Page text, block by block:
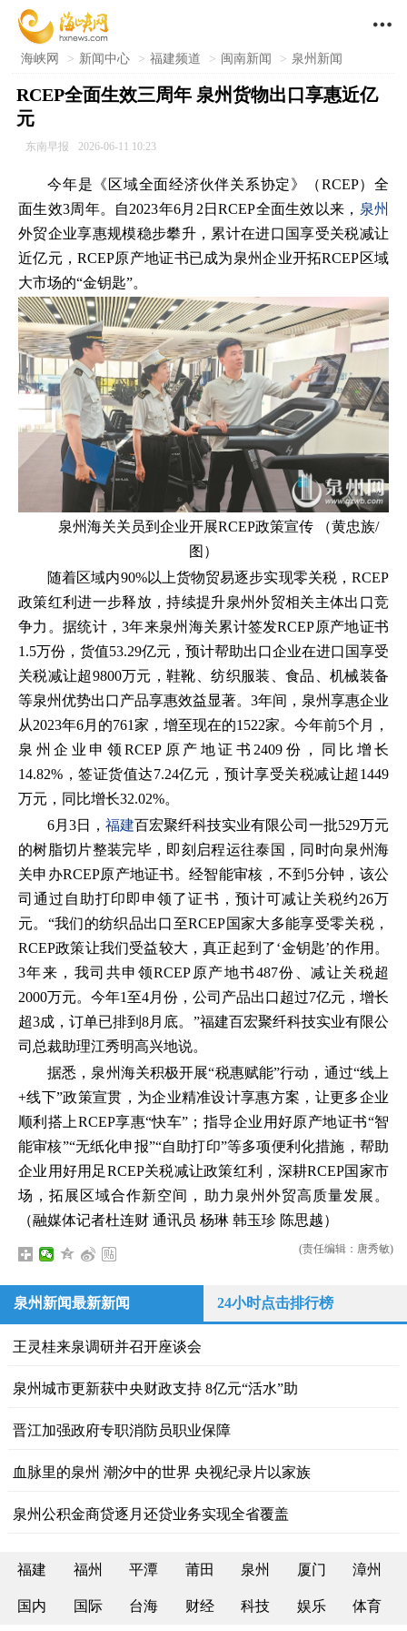

海峡网 > 新闻中心 > 福建频道 > 闽南新闻 > 泉州新闻
RCEP全面生效三周年 泉州货物出口享惠近亿
元
东南早报 2026-06-11 10:23
今年是《区域全面经济伙伴关系协定》（RCEP）全
面生效3周年。自2023年6月2日RCEP全面生效以来， 泉州
外贸企业享惠规模稳步攀升，累计在进口国享受关税减让
近亿元，RCEP原产地证书已成为泉州企业开拓RCEP区域
大市场的“金钥匙”。
泉州海关关员到企业开展RCEP政策宣传 （黄忠族/
图）
随着区域内90%以上货物贸易逐步实现零关税，RCEP
政策红利进一步释放，持续提升泉州外贸相关主体出口竞
争力。据统计，3年来泉州海关累计签发RCEP原产地证书
1.5万份，货值53.29亿元，预计帮助出口企业在进口国享受
关税减让超9800万元，鞋靴、纺织服装、食品、机械装备
等泉州优势出口产品享惠效益显著。3年间，泉州享惠企业
从2023年6月的761家，增至现在的1522家。今年前5个月，
泉州企业申领RCEP原产地证书2409份，同比增长
14.82%，签证货值达7.24亿元，预计享受关税减让超1449
万元，同比增长32.02%。
6月3日， 福建百宏聚纤科技实业有限公司一批529万元
的树脂切片整装完毕，即刻启程运往泰国，同时向泉州海
关申办RCEP原产地证书。经智能审核，不到5分钟，该公
司通过自助打印即申领了证书，预计可减让关税约26万
元。“我们的纺织品出口至RCEP国家大多能享受零关税，
RCEP政策让我们受益较大，真正起到了‘金钥匙’的作用。
3年来，我司共申领RCEP原产地书487份、减让关税超
2000万元。今年1至4月份，公司产品出口超过7亿元，增长
超3成，订单已排到8月底。”福建百宏聚纤科技实业有限公
司总裁助理江秀明高兴地说。
据悉，泉州海关积极开展“税惠赋能”行动，通过“线上
+线下”政策宣贯，为企业精准设计享惠方案，让更多企业
顺利搭上RCEP享惠“快车”；指导企业用好原产地证书“智
能审核”“无纸化申报”“自助打印”等多项便利化措施，帮助
企业用好用足RCEP关税减让政策红利，深耕RCEP国家市
场，拓展区域合作新空间，助力泉州外贸高质量发展。
（融媒体记者杜连财 通讯员 杨琳 韩玉珍 陈思越）
(责任编辑：唐秀敏)
泉州新闻最新新闻 24小时点击排行榜
王灵桂来泉调研并召开座谈会
泉州城市更新获中央财政支持 8亿元“活水”助
晋江加强政府专职消防员职业保障
血脉里的泉州 潮汐中的世界 央视纪录片以家族
泉州公积金商贷逐月还贷业务实现全省覆盖
福建 福州 平潭 莆田 泉州 厦门 漳州
国内 国际 台海 财经 科技 娱乐 体育